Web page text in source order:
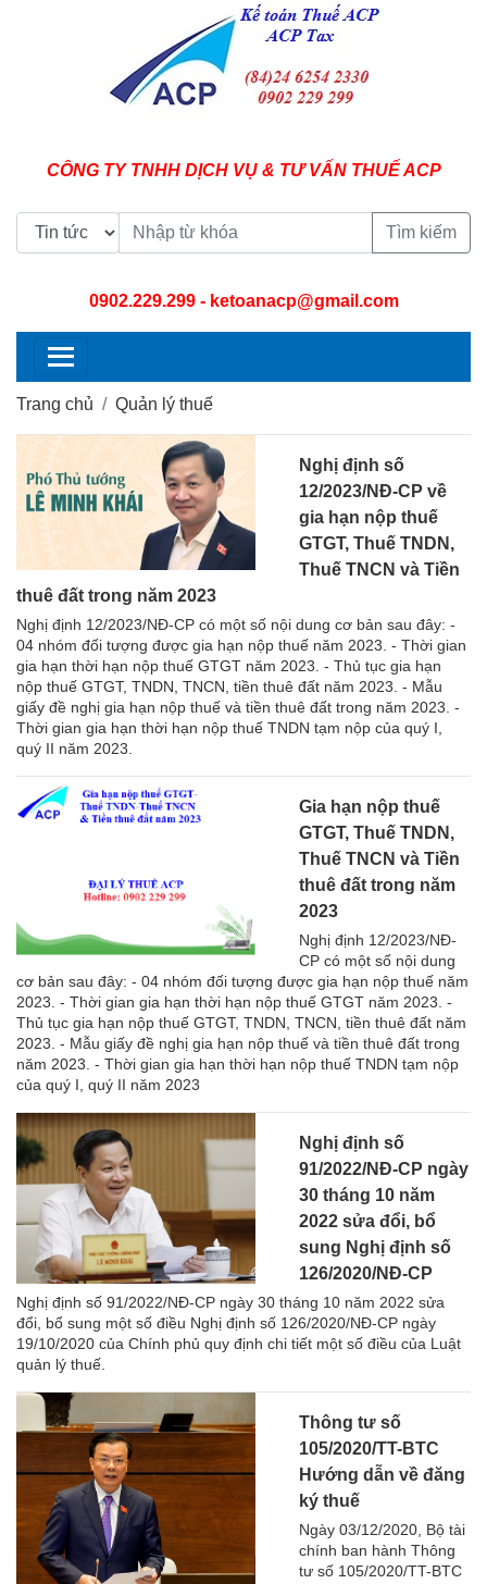
CÔNG TY TNHH DỊCH VỤ & TƯ VẤN THUẾ ACP
Tìm kiếm
0902.229.299- ketoanacp@gmail.com
Trang chủ Quản lý thuế
Nghị định số
12/2023/NĐ-CP về
gia hạn nộp thuế
GTGT, Thuế TNDN,
Thuế TNCN và Tiền
thuê đất trong năm 2023
Nghị định 12/2023/NĐ-CP có một số nội dung cơ bản sau đây: -
04 nhóm đối tượng được gia hạn nộp thuế năm 2023. - Thời gian
gia hạn thời hạn nộp thuế GTGT năm 2023. - Thủ tục gia hạn
nộp thuế GTGT, TNDN, TNCN, tiền thuê đất năm 2023. - Mẫu
giấy đề nghị gia hạn nộp thuế và tiền thuê đất trong năm 2023. -
Thời gian gia hạn thời hạn nộp thuế TNDN tạm nộp của quý I,
quý II năm 2023.
Gia hạn nộp thuế
GTGT, Thuế TNDN,
Thuế TNCN và Tiền
thuê đất trong năm
2023
Nghị định 12/2023/NĐ-
CP có một số nội dung
cơ bản sau đây: - 04 nhóm đối tượng được gia hạn nộp thuế năm
2023. - Thời gian gia hạn thời hạn nộp thuế GTGT năm 2023. -
Thủ tục gia hạn nộp thuế GTGT, TNDN, TNCN, tiền thuê đất năm
2023. - Mẫu giấy đề nghị gia hạn nộp thuế và tiền thuê đất trong
năm 2023. - Thời gian gia hạn thời hạn nộp thuế TNDN tạm nộp
của quý I, quý II năm 2023
Nghị định số
91/2022/NĐ-CP ngày
30 tháng 10 năm
2022 sửa đổi, bổ
sung Nghị định số
126/2020/NĐ-CP
Nghị định số 91/2022/NĐ-CP ngày 30 tháng 10 năm 2022 sửa
đổi, bổ sung một số điều Nghị định số 126/2020/NĐ-CP ngày
19/10/2020 của Chính phủ quy định chi tiết một số điều của Luật
quản lý thuế.
Thông tư số
105/2020/TT-BTC
Hướng dẫn về đăng
ký thuế
Ngày 03/12/2020, Bộ tài
chính ban hành Thông
tư số 105/2020/TT-BTC